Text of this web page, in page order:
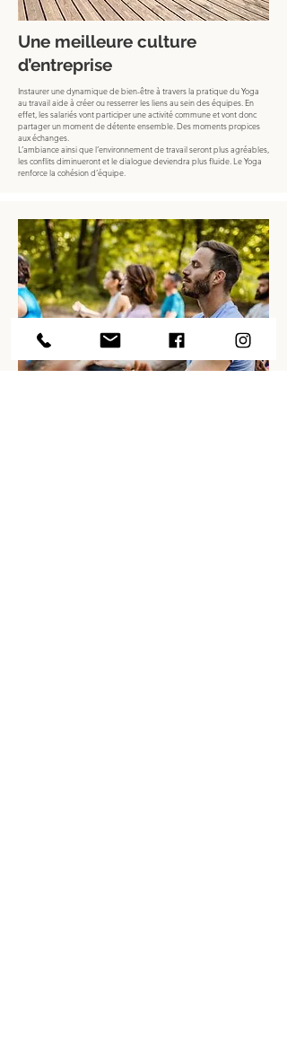
Une meilleure culture
d’entreprise
Instaurer une dynamique de bien-être à travers la pratique du Yoga
au travail aide à créer ou resserrer les liens au sein des équipes. En
effet, les salariés vont participer une activité commune et vont donc
partager un moment de détente ensemble. Des moments propices
aux échanges.
L’ambiance ainsi que l’environnement de travail seront plus agréables,
les conflits diminueront et le dialogue deviendra plus fluide. Le Yoga
renforce la cohésion d’équipe.